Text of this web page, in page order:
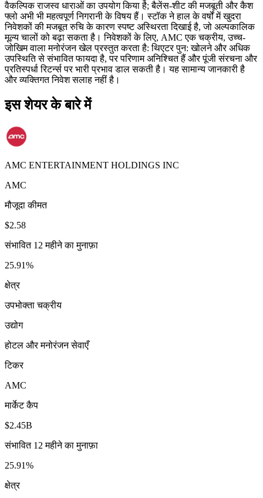
वैकल्पिक राजस्व धाराओं का उपयोग किया है; बैलेंस-शीट की मजबूती और कैश
फ्लो अभी भी महत्वपूर्ण निगरानी के विषय हैं। स्टॉक ने हाल के वर्षों में खुदरा
निवेशकों की मजबूत रुचि के कारण स्पष्ट अस्थिरता दिखाई है, जो अल्पकालिक
मूल्य चालों को बढ़ा सकता है। निवेशकों के लिए, AMC एक चक्रीय, उच्च-
जोखिम वाला मनोरंजन खेल प्रस्तुत करता है: थिएटर पुन: खोलने और अधिक
उपस्थिति से संभावित फायदा है, पर परिणाम अनिश्चित हैं और पूंजी संरचना और
प्रतिस्पर्धा रिटर्न्स पर भारी प्रभाव डाल सकती है। यह सामान्य जानकारी है
और व्यक्तिगत निवेश सलाह नहीं है।
इस शेयर के बारे में
AMC ENTERTAINMENT HOLDINGS INC
AMC
मौजूदा कीमत
$2.58
संभावित 12 महीने का मुनाफ़ा
25.91%
क्षेत्र
उपभोक्ता चक्रीय
उद्योग
होटल और मनोरंजन सेवाएँ
टिकर
AMC
मार्केट कैप
$2.45B
संभावित 12 महीने का मुनाफ़ा
25.91%
क्षेत्र